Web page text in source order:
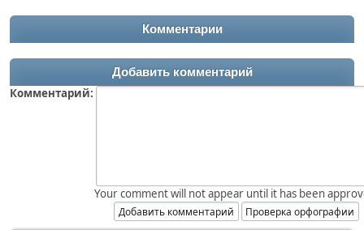
Комментарии
Добавить комментарий
Комментарий:
Your comment will not appear until it has been